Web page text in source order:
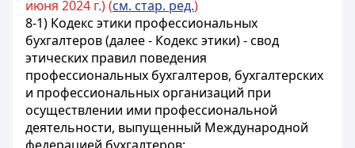
июня 2024 г.) (см. стар. ред.)
8-1) Кодекс этики профессиональных
бухгалтеров (далее - Кодекс этики) - свод
этических правил поведения
профессиональных бухгалтеров, бухгалтерских
и профессиональных организаций при
осуществлении ими профессиональной
деятельности, выпущенный Международной